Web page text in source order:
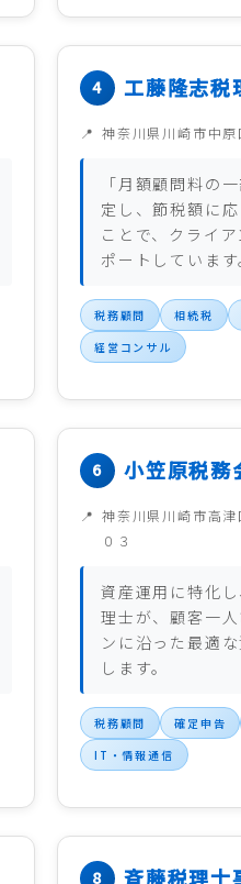
工藤隆志税
神奈川県川崎市中
「月額顧問料の
定し、節税額に
ことで、クライ
ポートしています
税務顧問 相続税
経営コンサル
小笠原税務
神奈川県川崎市高
０３
資産運用に特化
理士が、顧客一
ンに沿った最適
します。
税務顧問 確定申告
IT・情報通信
斉藤税理士